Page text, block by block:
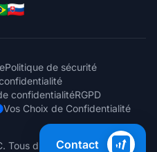
Politique de sécurité
confidentialitéRGPD
Vos Choix de Confidentialité
droits réservés.
Contact